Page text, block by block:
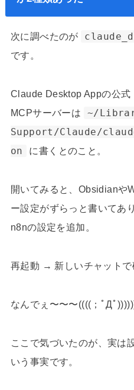
次に調べたのが
です。
Claude Desktop Appの公式
MCPサーバーは
~/
Support/Claude/
on
に書くとのこと。
開いてみると、Obsidianや
ー設定がずらっと書いてあ
n8nの設定を追加。
再起動 → 新しいチャットで
なんでぇ〜〜〜((((；ﾟДﾟ
ここで気づいたのが、実は
いう事実です。